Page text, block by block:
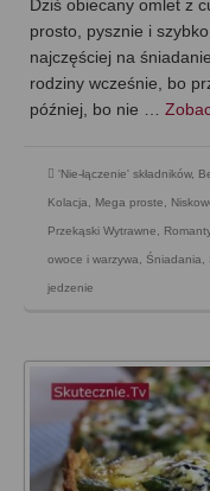
Dziś obiecany omlet z
prosto, pysznie i
najczęściej na
rodziny wcześnie, bo
później, bo nie …
'Nie-łączenie' składników,
Kolacja Mega proste
Przekąski Wytrawne
owoce i warzywa Śniadania
jedzenie